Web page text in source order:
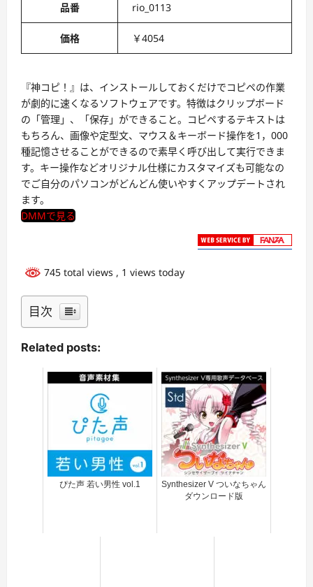
品番 rio_0113
価格 ￥4054
『神コピ！』は、インストールしておくだけでコピペの作業
が劇的に速くなるソフトウェアです。特徴はクリップボード
の「管理」、「保存」ができること。コピペするテキストは
もちろん、画像や定型文、マウス＆キーボード操作を1，000
種記憶させることができるので素早く呼び出して実行できま
す。キー操作などオリジナル仕様にカスタマイズも可能なの
でご自分のパソコンがどんどん使いやすくアップデートされ
ます。
DMMで見る
745 total views , 1 views today
目次
Related posts:
ぴた声 若い男性 vol.1
Synthesizer V ついなちゃん
ダウンロード版